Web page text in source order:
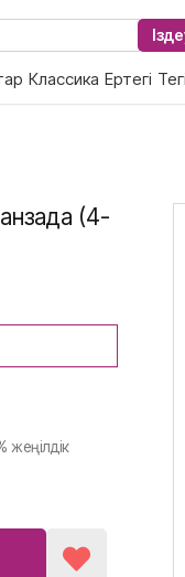
Классика Ертегі
(4-
жеңілдік